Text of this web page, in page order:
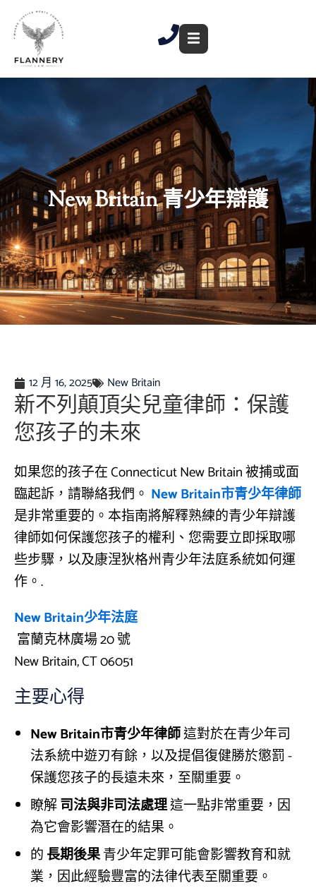
New Britain 青少年辯護
12 月 16, 2025 New Britain
新不列顛頂尖兒童律師：保護
您孩子的未來
如果您的孩子在 Connecticut New Britain 被捕或面
臨起訴，請聯絡我們。 New Britain市青少年律師
是非常重要的。本指南將解釋熟練的青少年辯護
律師如何保護您孩子的權利、您需要立即採取哪
些步驟，以及康涅狄格州青少年法庭系統如何運
作。.
New Britain少年法庭
富蘭克林廣場 20 號
New Britain, CT 06051
主要心得
New Britain市青少年律師這對於在青少年司
法系統中遊刃有餘，以及提倡復健勝於懲罰 -
保護您孩子的長遠未來，至關重要。
瞭解司法與非司法處理這一點非常重要，因
為它會影響潛在的結果。
的長期後果青少年定罪可能會影響教育和就
業，因此經驗豐富的法律代表至關重要。